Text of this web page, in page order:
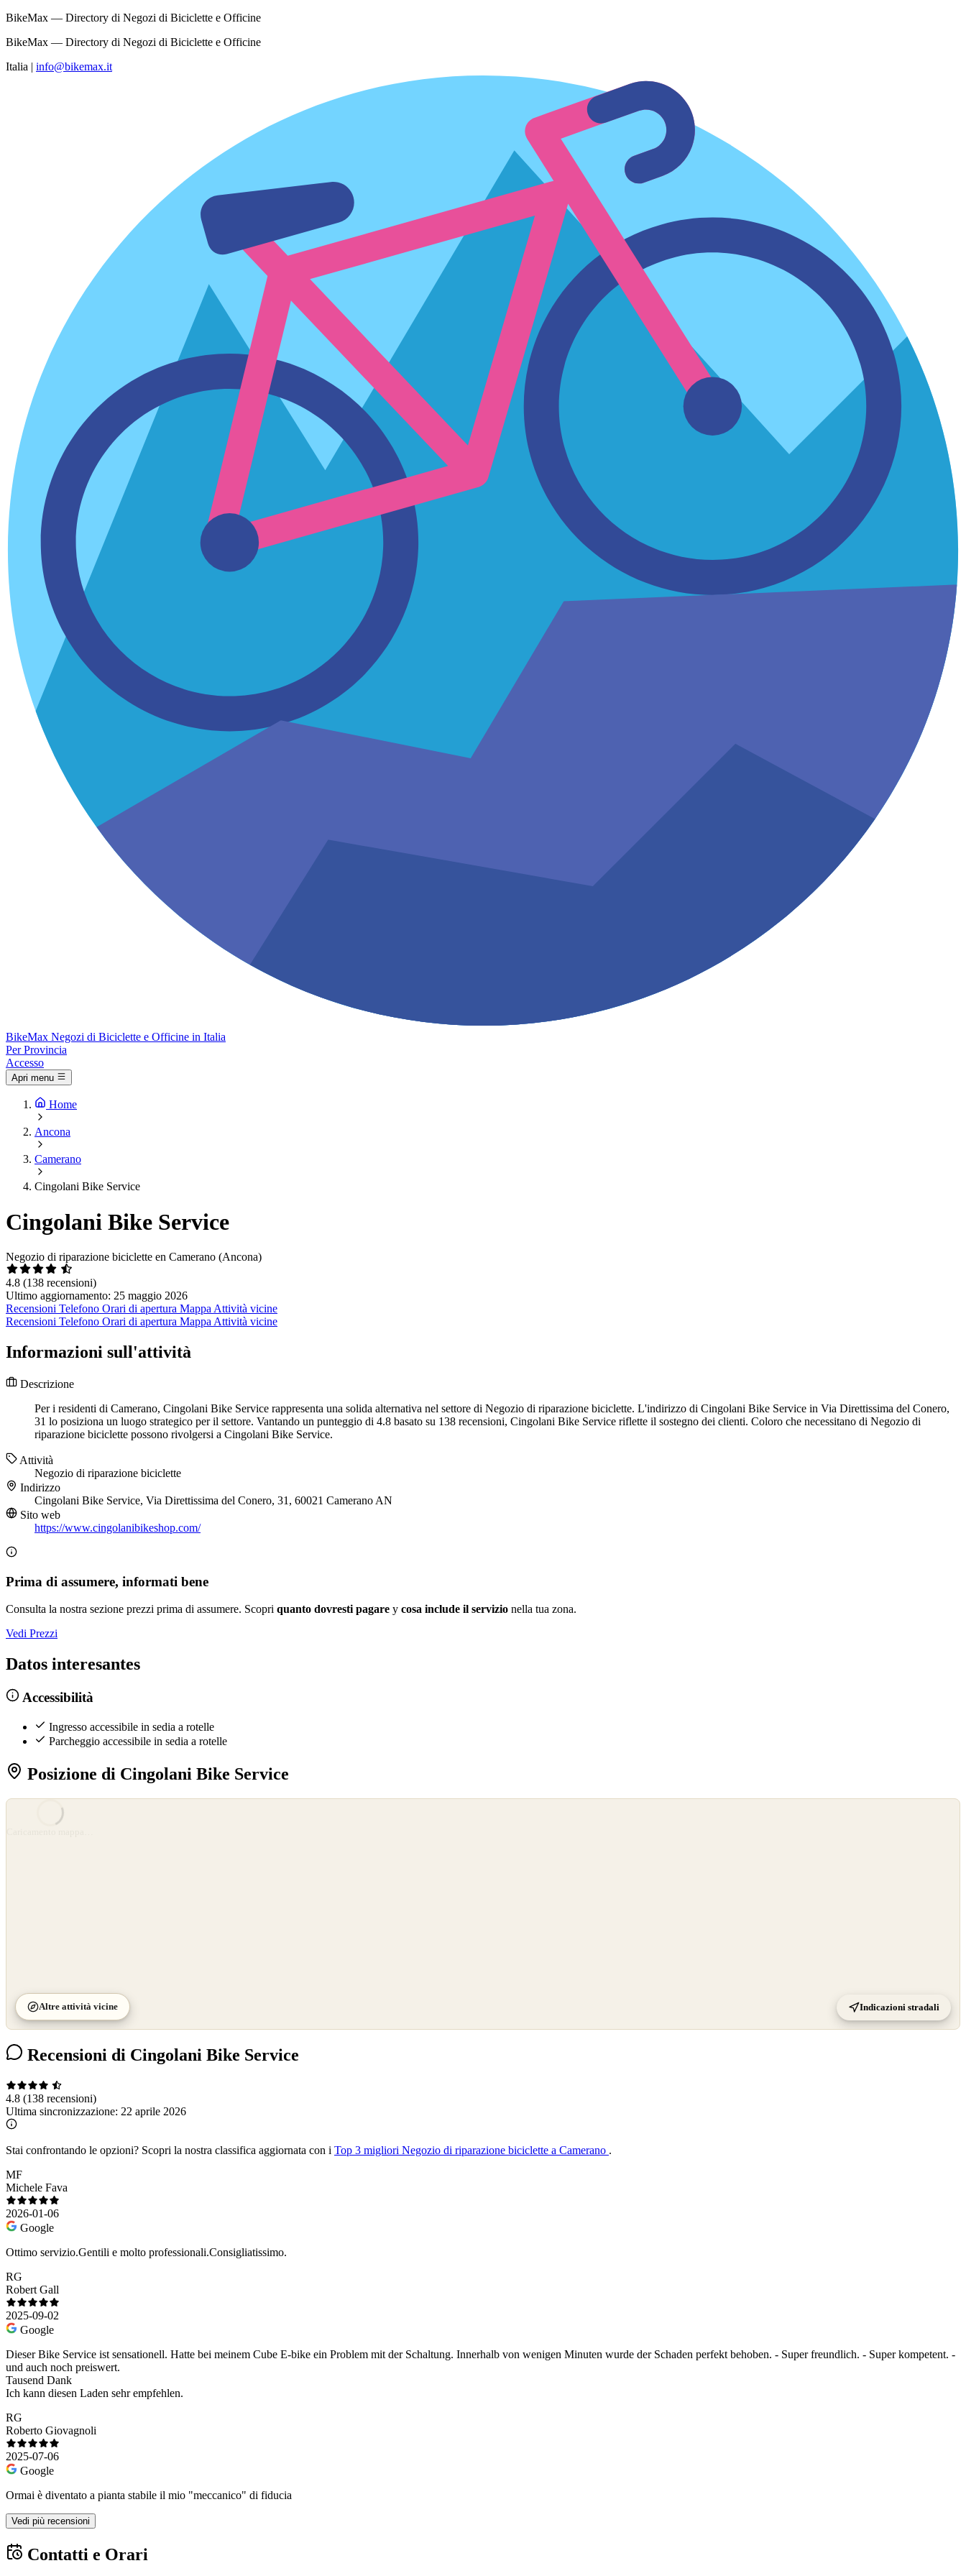
BikeMax — Directory di Negozi di Biciclette e Officine
BikeMax — Directory di Negozi di Biciclette e Officine
Italia | info@bikemax.it
BikeMax Negozi di Biciclette e Officine in Italia
Per Provincia
Accesso
Apri menu
Home
Ancona
Camerano
Cingolani Bike Service
Cingolani Bike Service
Negozio di riparazione biciclette en Camerano (Ancona)
4.8 (138 recensioni)
Ultimo aggiornamento: 25 maggio 2026
Recensioni Telefono Orari di apertura Mappa Attività vicine
Recensioni Telefono Orari di apertura Mappa Attività vicine
Informazioni sull'attività
Descrizione
Per i residenti di Camerano, Cingolani Bike Service rappresenta una solida alternativa nel settore di Negozio di riparazione biciclette. L'indirizzo di Cingolani Bike Service in Via Direttissima del Conero,
31 lo posiziona un luogo strategico per il settore. Vantando un punteggio di 4.8 basato su 138 recensioni, Cingolani Bike Service riflette il sostegno dei clienti. Coloro che necessitano di Negozio di
riparazione biciclette possono rivolgersi a Cingolani Bike Service.
Attività
Negozio di riparazione biciclette
Indirizzo
Cingolani Bike Service, Via Direttissima del Conero, 31, 60021 Camerano AN
Sito web
https://www.cingolanibikeshop.com/
Prima di assumere, informati bene
Consulta la nostra sezione prezzi prima di assumere. Scopri quanto dovresti pagare y cosa include il servizio nella tua zona.
Vedi Prezzi
Datos interesantes
Accessibilità
Ingresso accessibile in sedia a rotelle
Parcheggio accessibile in sedia a rotelle
Posizione di Cingolani Bike Service
OpenStreetMap
Altre attività vicine Indicazioni stradali
Recensioni di Cingolani Bike Service
4.8 (138 recensioni)
Ultima sincronizzazione: 22 aprile 2026
Stai confrontando le opzioni? Scopri la nostra classifica aggiornata con i Top 3 migliori Negozio di riparazione biciclette a Camerano .
MF
Michele Fava
2026-01-06
Google
Ottimo servizio.Gentili e molto professionali.Consigliatissimo.
RG
Robert Gall
2025-09-02
Google
Dieser Bike Service ist sensationell. Hatte bei meinem Cube E-bike ein Problem mit der Schaltung. Innerhalb von wenigen Minuten wurde der Schaden perfekt behoben. - Super freundlich. - Super kompetent. -
und auch noch preiswert.
Tausend Dank
Ich kann diesen Laden sehr empfehlen.
RG
Roberto Giovagnoli
2025-07-06
Google
Ormai è diventato a pianta stabile il mio "meccanico" di fiducia
Vedi più recensioni
Contatti e Orari